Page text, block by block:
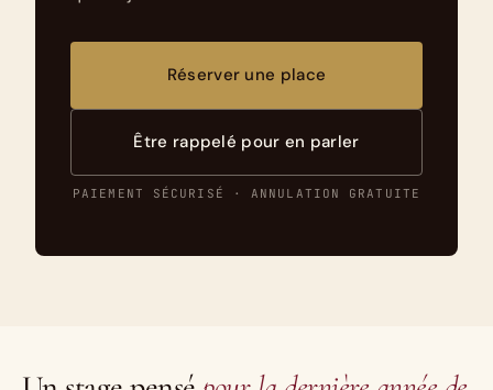
Réserver une place
Être rappelé pour en parler
PAIEMENT SÉCURISÉ · ANNULATION GRATUITE